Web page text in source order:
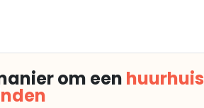
om een huurhuis